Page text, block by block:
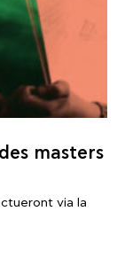
masters
via la